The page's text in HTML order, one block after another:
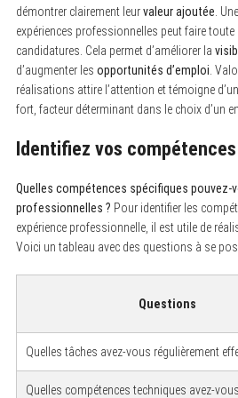
démontrer clairement leurvaleur ajoutée .
expériences professionnelles peut faire
candidatures. Cela permet d’améliorer la
d’augmenter les opportunités d’emploi .
réalisations attire l’attention et témoigne d’un
fort, facteur déterminant dans le choix d’un
Identifiez vos
Quelles compétences spécifiques pouvez-
professionnelles ? Pour identifier les
expérience professionnelle, il est utile de
Voici un tableau avec des questions à se
Questions
Quelles tâches avez-vous régulièrement
Quelles compétences techniques avez-